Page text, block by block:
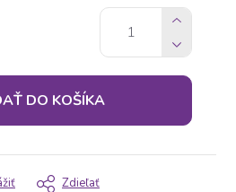
DO KOŠÍKA
Zdieľať